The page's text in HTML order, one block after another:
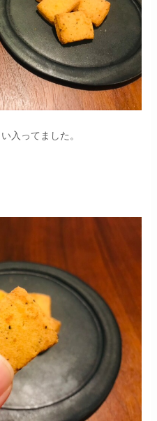
入ってました。